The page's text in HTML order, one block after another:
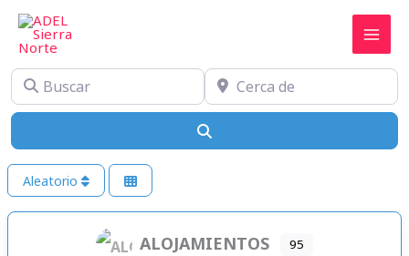
contenido
Buscar Cerca de
Aleatorio
ALOJAMIENTOS 95